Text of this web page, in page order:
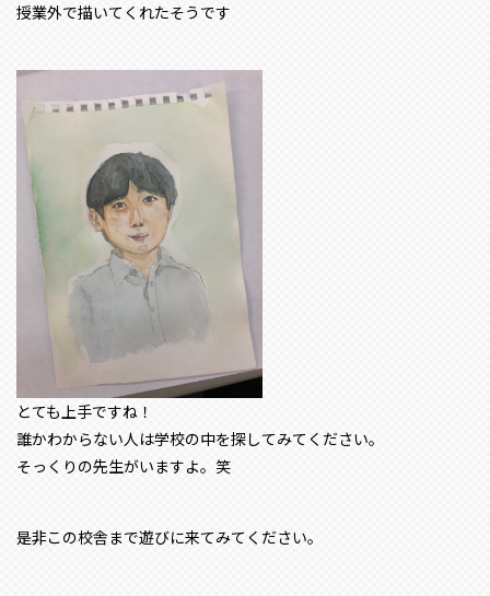
授業外で描いてくれたそうです
とても上手ですね！
誰かわからない人は学校の中を探してみてください。
そっくりの先生がいますよ。笑
是非この校舎まで遊びに来てみてください。